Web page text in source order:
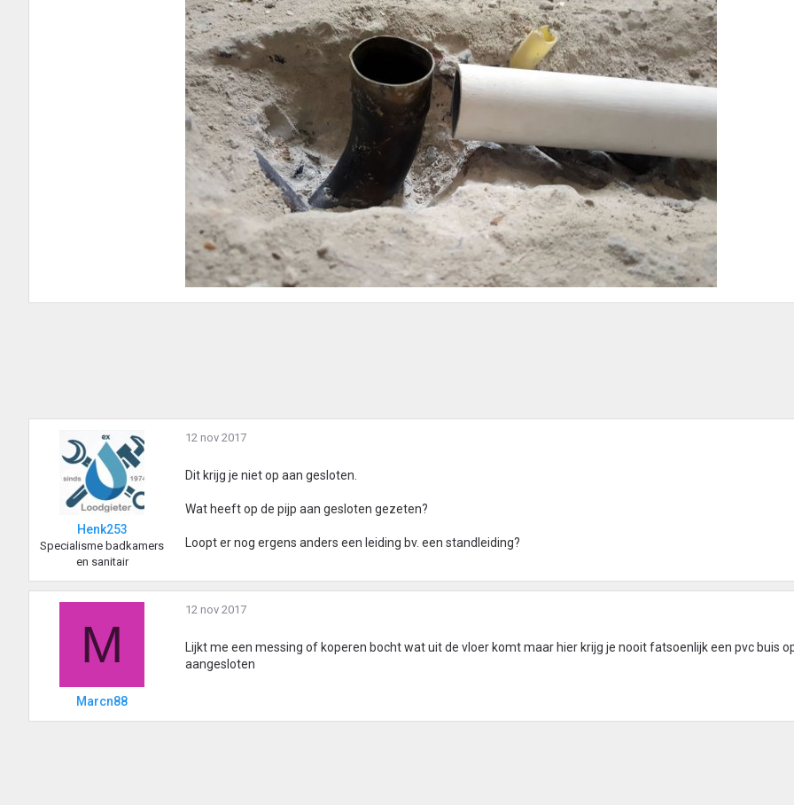
Henk253
Specialisme badkamers
en sanitair
12 nov 2017
Dit krijg je niet op aan gesloten.
Wat heeft op de pijp aan gesloten gezeten?
Loopt er nog ergens anders een leiding bv. een standleiding?
M
Marcn88
12 nov 2017
Lijkt me een messing of koperen bocht wat uit de vloer komt maar hier krijg je nooit fatsoenlijk een pvc buis
aangesloten